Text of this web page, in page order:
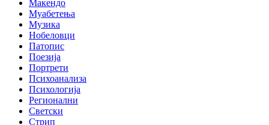
Макендо
Муабетења
Музика
Нобеловци
Патопис
Поезија
Портрети
Психоанализа
Психологија
Регионални
Светски
Стрип